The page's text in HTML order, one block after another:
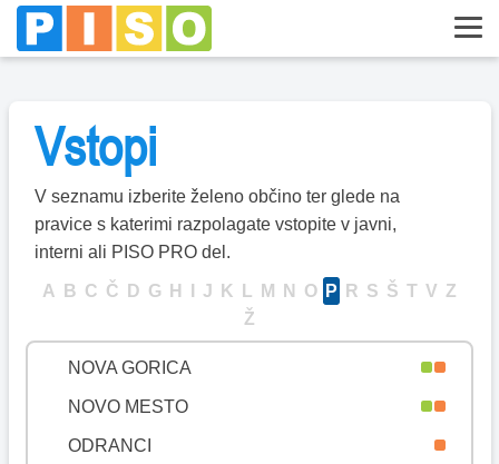
Vstopi
V seznamu izberite želeno občino ter glede na
pravice s katerimi razpolagate vstopite v javni,
interni ali PISO PRO del.
A B C Č D G H J K L M N O P R S Š T V Z
Ž
MISLINJA
MOKRONOG-TREBELNO
MORAVSKE TOPLICE
MOZIRJE
MUTA
NAKLO
NOVA GORICA
NOVO MESTO
ODRANCI